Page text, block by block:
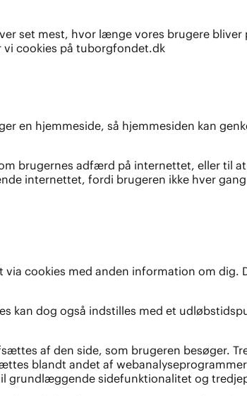
set mest, hvor længe vores brugere bliver
vi cookies på tuborgfondet.dk
en hjemmeside, så hjemmesiden kan
brugernes adfærd på internettet, eller til at
internettet, fordi brugeren ikke hver
cookies med anden information om dig.
kan dog også indstilles med et
af den side, som brugeren besøger.
blandt andet af
grundlæggende sidefunktionalitet og